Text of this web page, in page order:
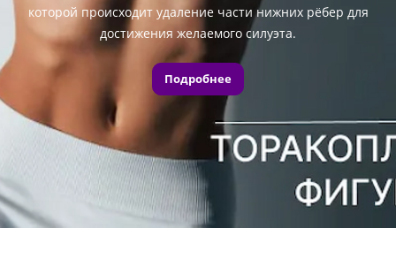
которой происходит удаление части нижних рёбер для
достижения желаемого силуэта.
Подробнее